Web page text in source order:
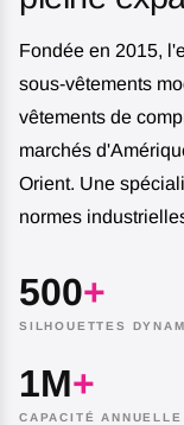
Fondée en 2015,
sous-vêtements
vêtements de
marchés
Orient. Une
normes
500+
SILHOUETTES
1M+
CAPACITÉ